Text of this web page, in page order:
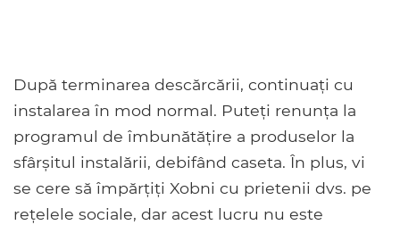
După terminarea descărcării, continuați cu
instalarea în mod normal. Puteți renunța la
programul de îmbunătățire a produselor la
sfârșitul instalării, debifând caseta. În plus, vi
se cere să împărțiți Xobni cu prietenii dvs. pe
rețelele sociale, dar acest lucru nu este